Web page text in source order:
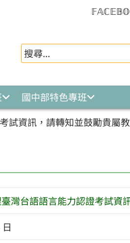
國中部特色專班
試資訊，請轉知並鼓勵貴屬
灣台語語言能力認證考試資